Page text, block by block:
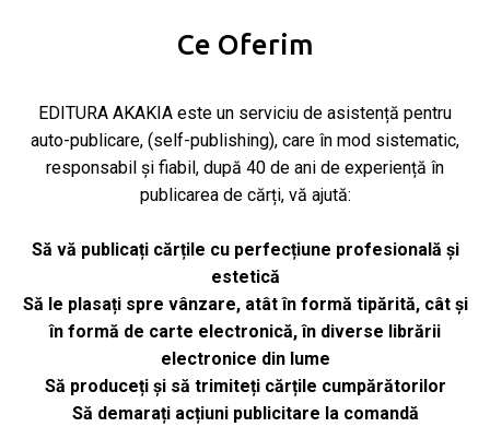
Ce Oferim
EDITURA AKAKIA este un serviciu de asistență pentru
auto-publicare, (self-publishing), care în mod sistematic,
responsabil și fiabil, după 40 de ani de experiență în
publicarea de cărți, vă ajută:
Să vă publicați cărțile cu perfecțiune profesională și
estetică
Să le plasați spre vânzare, atât în formă tipărită, cât și
în formă de carte electronică, în diverse librării
electronice din lume
Să produceți și să trimiteți cărțile cumpărătorilor
Să demarați acțiuni publicitare la comandă